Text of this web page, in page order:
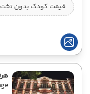
قیمت کودک بدون تخت